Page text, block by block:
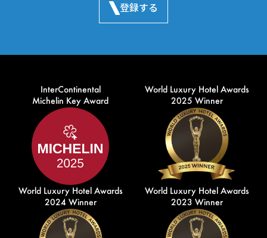
登録する
InterContinental
Michelin Key Award
World Luxury Hotel Awards
2025 Winner
World Luxury Hotel Awards
2024 Winner
World Luxury Hotel Awards
2023 Winner